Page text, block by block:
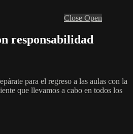
Close Open
responsabilidad
para el regreso a las aulas con la
que llevamos a cabo en todos los